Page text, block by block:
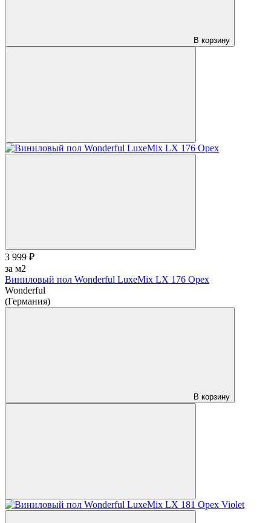
В корзину
3 999 ₽
за м2
Виниловый пол Wonderful LuxeMix LX 176 Opex
Wonderful
(Германия)
В корзину